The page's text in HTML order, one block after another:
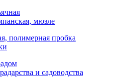
мюзле
полимерная пробка
и садоводства